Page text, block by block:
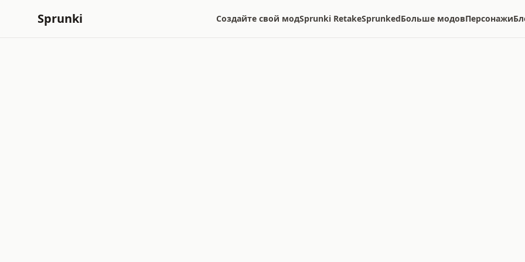
Sprunki Создайте свой модSprunki RetakeSprunkedБольше модовПерсонажи